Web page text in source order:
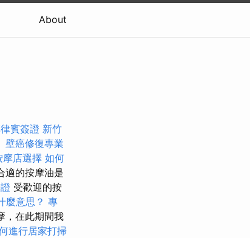
About
賓簽證 新竹
壁癌修復專業
摩店選擇 如何
適的按摩油是
受歡迎的按
麼意思？ 專
，在此期間我
進行居家打掃